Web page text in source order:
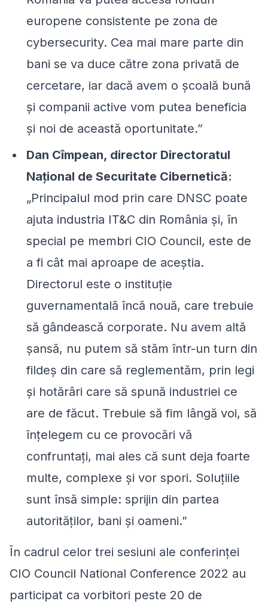
europene consistente pe zona de
cybersecurity. Cea mai mare parte din
bani se va duce către zona privată de
cercetare, iar dacă avem o școală bună
și companii active vom putea beneficia
și noi de această oportunitate.”
Dan Cîmpean, director Directoratul
Național de Securitate Cibernetică:
„Principalul mod prin care DNSC poate
ajuta industria IT&C din România și, în
special pe membri CIO Council, este de
a fi cât mai aproape de aceștia.
Directorul este o instituție
guvernamentală încă nouă, care trebuie
să gândească corporate. Nu avem altă
șansă, nu putem să stăm într-un turn din
fildeș din care să reglementăm, prin legi
și hotărâri care să spună industriei ce
are de făcut. Trebuie să fim lângă voi, să
înțelegem cu ce provocări vă
confruntați, mai ales că sunt deja foarte
multe, complexe și vor spori. Soluțiile
sunt însă simple: sprijin din partea
autorităților, bani și oameni.”
În cadrul celor trei sesiuni ale conferinței
CIO Council National Conference 2022 au
participat ca vorbitori peste 20 de